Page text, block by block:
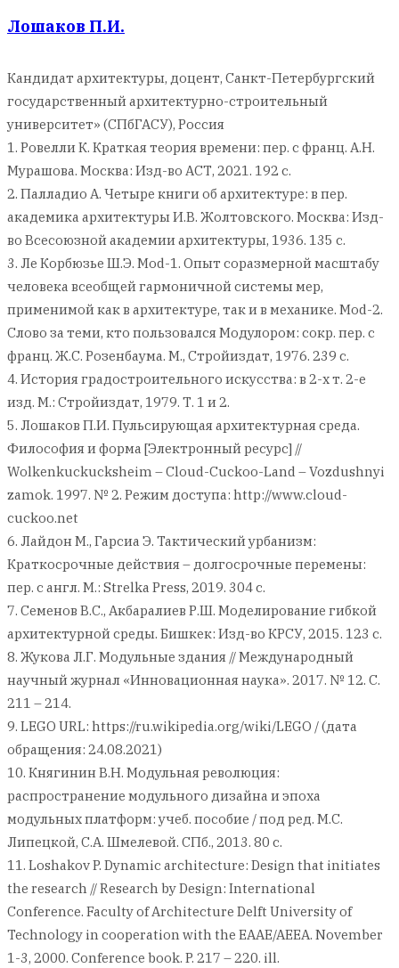
Лошаков П.И.
Кандидат архитектуры, доцент, Санкт-Петербургский
государственный архитектурно-строительный
университет» (СПбГАСУ), Россия
1. Ровелли К. Краткая теория времени: пер. с франц. А.Н.
Мурашова. Москва: Изд-во АСТ, 2021. 192 с.
2. Палладио А. Четыре книги об архитектуре: в пер.
академика архитектуры И.В. Жолтовского. Москва: Изд-
во Всесоюзной академии архитектуры, 1936. 135 с.
3. Ле Корбюзье Ш.Э. Mod-1. Опыт соразмерной масштабу
человека всеобщей гармоничной системы мер,
применимой как в архитектуре, так и в механике. Mod-2.
Слово за теми, кто пользовался Модулором: сокр. пер. с
франц. Ж.С. Розенбаума. М., Стройиздат, 1976. 239 с.
4. История градостроительного искусства: в 2-х т. 2-е
изд. М.: Стройиздат, 1979. Т. 1 и 2.
5. Лошаков П.И. Пульсирующая архитектурная среда.
Философия и форма [Электронный ресурс] //
Wolkenkuckucksheim – Cloud-Cuckoo-Land – Vozdushnyi
zamok. 1997. № 2. Режим доступа: http://www.cloud-
cuckoo.net
6. Лайдон М., Гарсиа Э. Тактический урбанизм:
Краткосрочные действия – долгосрочные перемены:
пер. с англ. М.: Strelka Press, 2019. 304 с.
7. Семенов В.С., Акбаралиев Р.Ш. Моделирование гибкой
архитектурной среды. Бишкек: Изд-во КРСУ, 2015. 123 с.
8. Жукова Л.Г. Модульные здания // Международный
научный журнал «Инновационная наука». 2017. № 12. С.
211 – 214.
9. LEGO URL: https://ru.wikipedia.org/wiki/LEGO / (дата
обращения: 24.08.2021)
10. Княгинин В.Н. Модульная революция:
распространение модульного дизайна и эпоха
модульных платформ: учеб. пособие / под ред. М.С.
Липецкой, С.А. Шмелевой. СПб., 2013. 80 с.
11. Loshakov P. Dynamic architecture: Design that initiates
the research // Research by Design: International
Conference. Faculty of Architecture Delft University of
Technology in cooperation with the EAAE/AEEA. November
1-3, 2000. Conference book. P. 217 – 220. ill.